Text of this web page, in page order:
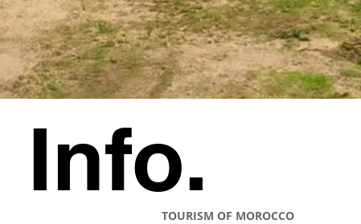
Info.
TOURISM OF MOROCCO